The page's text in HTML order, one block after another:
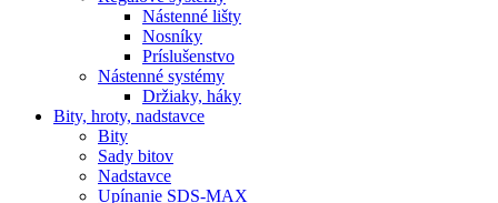
Nástenné lišty
Nosníky
Príslušenstvo
Nástenné systémy
Držiaky, háky
Bity, hroty, nadstavce
Bity
Sady bitov
Nadstavce
Upínanie SDS-MAX